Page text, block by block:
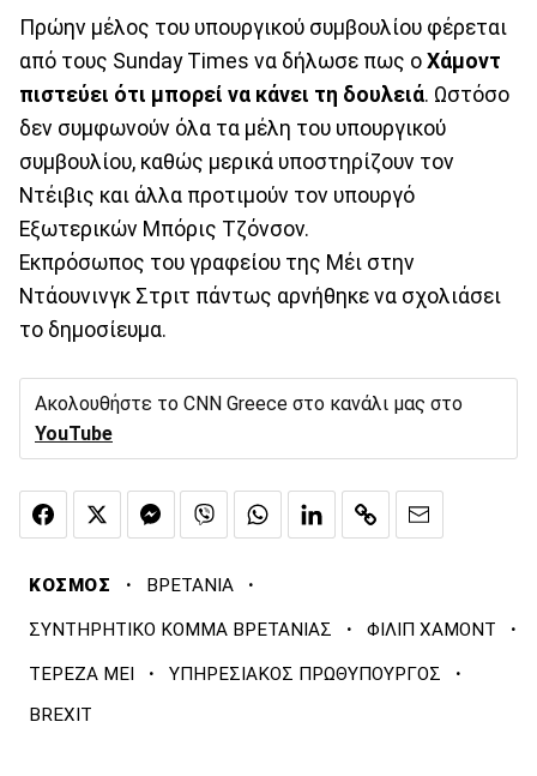
Πρώην μέλος του υπουργικού συμβουλίου φέρεται
από τους Sunday Times να δήλωσε πως ο Χάμοντ
πιστεύει ότι μπορεί να κάνει τη δουλειά. Ωστόσο
δεν συμφωνούν όλα τα μέλη του υπουργικού
συμβουλίου, καθώς μερικά υποστηρίζουν τον
Ντέιβις και άλλα προτιμούν τον υπουργό
Εξωτερικών Μπόρις Τζόνσον.
Εκπρόσωπος του γραφείου της Μέι στην
Ντάουνινγκ Στριτ πάντως αρνήθηκε να σχολιάσει
το δημοσίευμα.
Ακολουθήστε το CNN Greece στο κανάλι μας στο
YouTube
ΚΟΣΜΟΣ · ΒΡΕΤΑΝΙΑ ·
ΣΥΝΤΗΡΗΤΙΚΟ ΚΟΜΜΑ ΒΡΕΤΑΝΙΑΣ · ΦΙΛΙΠ ΧΑΜΟΝΤ ·
ΤΕΡΕΖΑ ΜΕΙ · ΥΠΗΡΕΣΙΑΚΟΣ ΠΡΩΘΥΠΟΥΡΓΟΣ ·
BREXIT